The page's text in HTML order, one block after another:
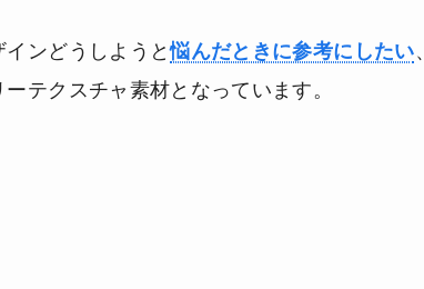
インどうしようと悩んだときに参考にしたい
ーテクスチャ素材となっています。